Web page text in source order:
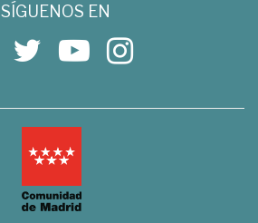
SÍGUENOS EN